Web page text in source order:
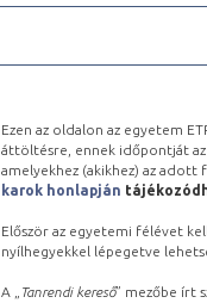
Ezen az oldalon az egyetem
áttöltésre, ennek időpontját az „
amelyekhez (akikhez) az adott
karok honlapján
Először az egyetemi félévet
nyílhegyekkel lépegetve
A „ Tanrendi kereső” mezőbe írt